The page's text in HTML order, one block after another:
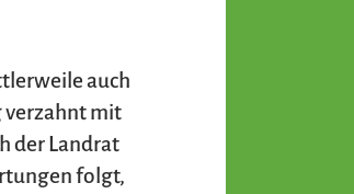
auch
verzahnt mit
der Landrat
folgt,